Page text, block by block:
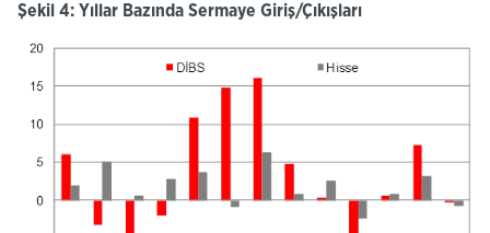
Şekil 4: Yıllar Bazında Sermaye Giriş/Çıkışları